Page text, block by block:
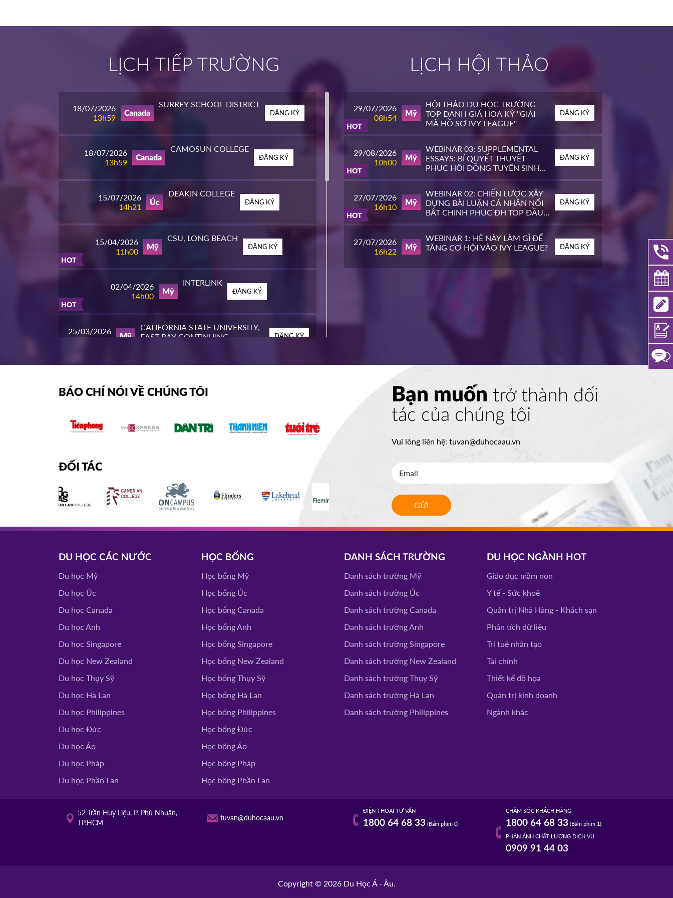
LỊCH TIẾP TRƯỜNG
18/07/2026
13h59
Canada
SURREY SCHOOL DISTRICT
ĐĂNG KÝ
18/07/2026
13h59
Canada
CAMOSUN COLLEGE
ĐĂNG KÝ
15/07/2026
14h21
Úc
DEAKIN COLLEGE
ĐĂNG KÝ
HOT
15/04/2026
11h00
Mỹ
CSU, LONG BEACH
ĐĂNG KÝ
HOT
02/04/2026
14h00
Mỹ
INTERLINK
ĐĂNG KÝ
25/03/2026
10h00
Mỹ
CALIFORNIA STATE UNIVERSITY,
EAST BAY CONTINUING
ĐĂNG KÝ
HOT
14h00
16/03/2026
16h00
Mỹ
COLLEGE
ĐĂNG KÝ
11/03/2026
HOT
10/03/2026
SOUTHEAST MISSOURI STATE
HOT
04/03/2026
15h00
Mỹ
WRIGHT STATE UNIVERISTY
07/10/2025
TỔ CHỨC ICEAP
HOT
03/10/2025
Canada
YORKVILLE UNIVERSITY
TORONTO FILM SCHOOL
TROY UNIVERSITY
ĐĂNG KÝ
HOT
01/10/2025
10h00
TACOMA COMMUNITY COLLEGE
LỊCH HỘI THẢO
HOT
29/07/2026
08h54
Mỹ
HỘI THẢO DU HỌC TRƯỜNG
TOP DANH GIÁ HOA KỲ ''GIẢI
MÃ HỒ SƠ IVY LEAGUE''
ĐĂNG KÝ
HOT
29/08/2026
10h00
Mỹ
WEBINAR 03: SUPPLEMENTAL
ESSAYS: BÍ QUYẾT THUYẾT
PHỤC HỘI ĐỒNG TUYỂN SINH
ĐH TOP ĐẦU MỸ
ĐĂNG KÝ
HOT
27/07/2026
16h10
Mỹ
WEBINAR 02: CHIẾN LƯỢC XÂY
DỰNG BÀI LUẬN CÁ NHÂN NỔI
BẬT CHINH PHỤC ĐH TOP ĐẦU
MỸ
ĐĂNG KÝ
27/07/2026
16h22
Mỹ
WEBINAR 1: HÈ NÀY LÀM GÌ ĐỂ
TĂNG CƠ HỘI VÀO IVY LEAGUE?
ĐĂNG KÝ
BÁO CHÍ NÓI VỀ CHÚNG TÔI
ĐỐI TÁC
Bạn muốn trở thành đối
tác của chúng tôi
Vui lòng liên hệ: tuvan@duhocaau.vn
GỬI
DU HỌC CÁC NƯỚC
Du học Mỹ
Du học Úc
Du học Canada
Du học Anh
Du học Singapore
Du học New Zealand
Du học Thụy Sỹ
Du học Hà Lan
Du học Philippines
Du học Đức
Du học Áo
Du học Pháp
Du học Phần Lan
HỌC BỔNG
Học bổng Mỹ
Học bổng Úc
Học bổng Canada
Học bổng Anh
Học bổng Singapore
Học bổng New Zealand
Học bổng Thụy Sỹ
Học bổng Hà Lan
Học bổng Philippines
Học bổng Đức
Học bổng Áo
Học bổng Pháp
Học bổng Phần Lan
DANH SÁCH TRƯỜNG
Danh sách trường Mỹ
Danh sách trường Úc
Danh sách trường Canada
Danh sách trường Anh
Danh sách trường Singapore
Danh sách trường New Zealand
Danh sách trường Thụy Sỹ
Danh sách trường Hà Lan
Danh sách trường Philippines
DU HỌC NGÀNH HOT
Giáo dục mầm non
Y tế - Sức khoẻ
Quản trị Nhà Hàng - Khách sạn
Phân tích dữ liệu
Trí tuệ nhân tạo
Tài chính
Thiết kế đồ họa
Quản trị kinh doanh
Ngành khác
52 Trần Huy Liệu, P. Phú Nhuận,
TP.HCM
tuvan@duhocaau.vn
ĐIỆN THOẠI TƯ VẤN
1800 64 68 33 (Bấm phím 0)
CHĂM SÓC KHÁCH HÀNG
1800 64 68 33 (Bấm phím 1)
PHẢN ÁNH CHẤT LƯỢNG DỊCH VỤ:
0909 91 44 03
Copyright © 2026 Du Học Á - Âu.